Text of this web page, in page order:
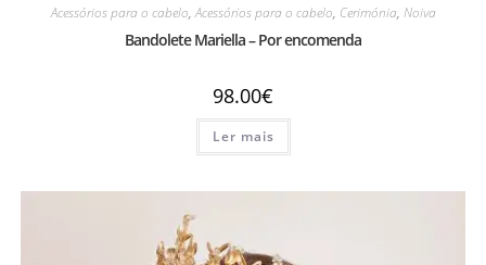
Acessórios para o cabelo,Acessórios para o cabelo, Cerimónia, Noiva
Bandolete Mariella – Por encomenda
98.00€
Ler mais